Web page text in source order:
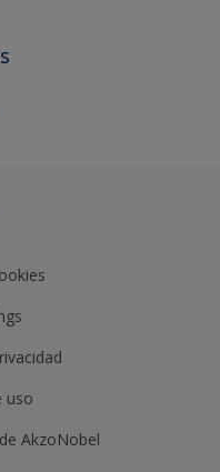
de venta
uso
AkzoNobel